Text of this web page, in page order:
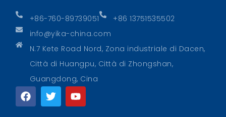
+86-760-89739051
+86 13751535502
info@yika-china.com
N.7 Kete Road Nord, Zona industriale di Dacen,
Città di Huangpu, Città di Zhongshan,
Guangdong, Cina